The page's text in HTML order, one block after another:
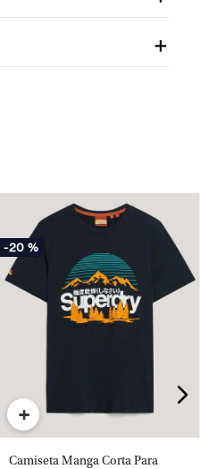
-20 %
+
Camiseta Manga Corta Para